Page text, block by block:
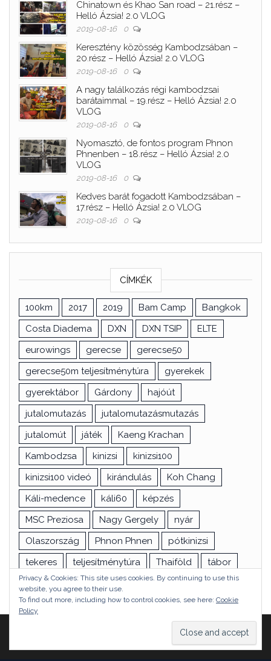
Chinatown és Khao San road – 21.rész –
Helló Ázsia! 2.0 VLOG
2019-08-16 0
Keresztény közösség Kambodzsában –
20.rész – Helló Ázsia! 2.0 VLOG
2019-08-16 0
A nagy találkozás régi kambodzsai
barátaimmal – 19.rész – Helló Ázsia! 2.0
VLOG
2019-08-16 0
Nyomasztó, de fontos program Phnon
Phnenben – 18.rész – Helló Ázsia! 2.0
VLOG
2019-08-16 0
Kedves barát fogadott Kambodzsában –
17.rész – Helló Ázsia! 2.0 VLOG
2019-08-16 0
CÍMKÉK
100km 2017 2019 Bam Camp
Bangkok
Costa Diadema
DXN DXN TSIP
ELTE
eurowings
gerecse
gerecse50
gerecse50m teljesítménytúra
gyerekek
gyerektábor
Gárdony
hajóút
jutalomutazás
jutalomutazásmutazás
jutalomút
játék
Kaeng Krachan
Kambodzsa
kinizsi
kinizsi100
kinizsi100 videó
kirándulás
Koh Chang
Káli-medence
káli60
képzés
MSC Preziosa
Nagy Gergely
nyár
Olaszország
Phnon Phnen
pótkinizsi
tekeres
teljesítménytúra Thaiföld
tábor
túra
utazás vizsga Ázsia
Theme:Head Blog
Privacy & Cookies: This site uses cookies. By continuing to use this
website, you agree to their use.
To find out more, including how to control cookies, see here: Cookie
Policy